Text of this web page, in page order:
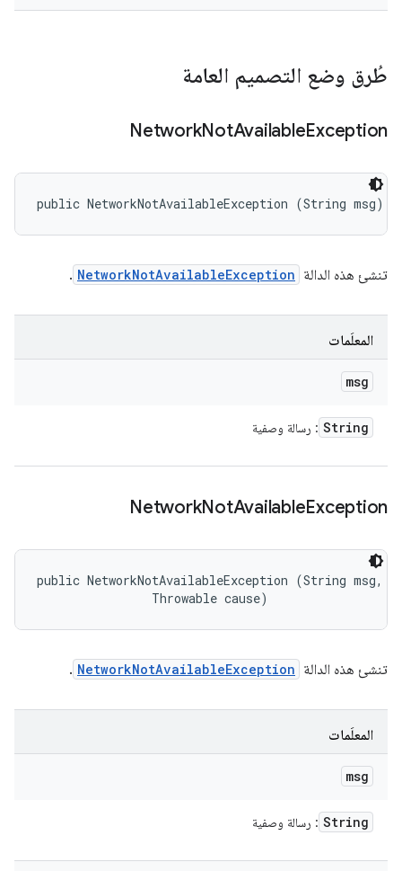
طُرق وضع التصميم العامة
NetworkNotAvailableException
public NetworkNotAvailableException (String msg)
تنشئ هذه الدالة NetworkNotAvailableException
.
المعلَمات
msg
String : رسالة وصفية
NetworkNotAvailableException
public NetworkNotAvailableException (String msg,
                Throwable cause)
تنشئ هذه الدالة NetworkNotAvailableException
.
المعلَمات
msg
String : رسالة وصفية